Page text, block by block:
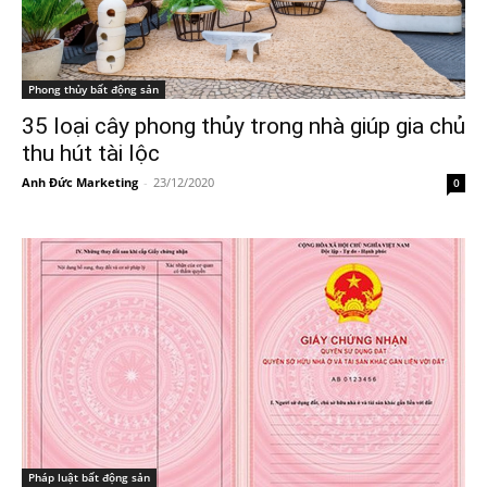
Phong thủy bất động sản
35 loại cây phong thủy trong nhà giúp gia chủ
thu hút tài lộc
Anh Đức Marketing - 23/12/2020 0
Pháp luật bất động sản